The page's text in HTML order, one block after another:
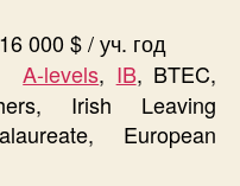
000 $ / уч. год
A-levels, IB, BTEC,
Irish Leaving
European